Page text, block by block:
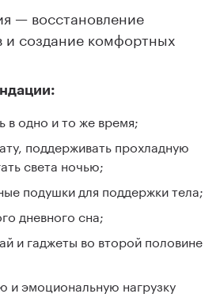
— восстановление
создание комфортных
в одно и то же время;
поддерживать прохладную
света ночью;
подушки для поддержки тела;
дневного сна;
и гаджеты во второй половине
и эмоциональную нагрузку